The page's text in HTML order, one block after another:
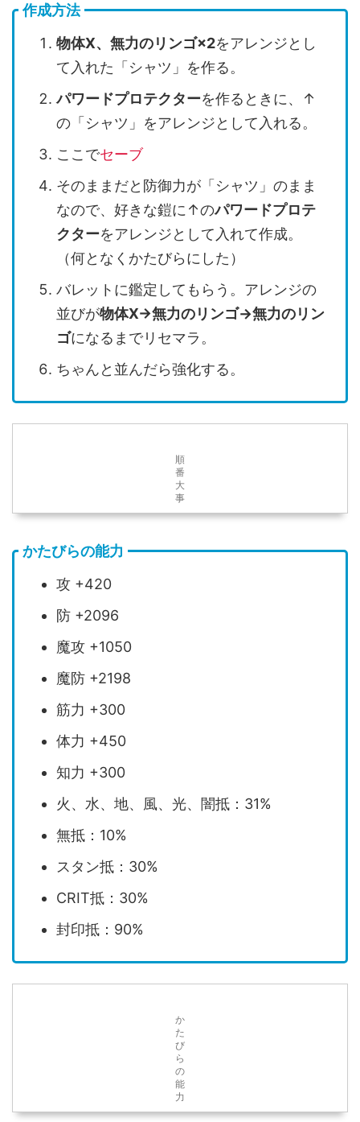
作成方法
物体X、無力のリンゴ×2をアレンジとし
て入れた「シャツ」を作る。
パワードプロテクターを作るときに、↑
の「シャツ」をアレンジとして入れる。
ここでセーブ
そのままだと防御力が「シャツ」のまま
なので、好きな鎧に↑のパワードプロテ
クターをアレンジとして入れて作成。
（何となくかたびらにした）
バレットに鑑定してもらう。アレンジの
並びが物体X→無力のリンゴ→無力のリン
ゴになるまでリセマラ。
ちゃんと並んだら強化する。
順
番
大
事
かたびらの能力
攻 +420
防 +2096
魔攻 +1050
魔防 +2198
筋力 +300
体力 +450
知力 +300
火、水、地、風、光、闇抵：31%
無抵：10%
スタン抵：30%
CRIT抵：30%
封印抵：90%
か
た
び
ら
の
能
力